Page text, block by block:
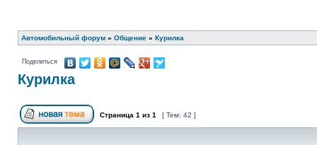
Автомобильный форум » Общение » Курилка
Поделиться
Курилка
Страница 1 из 1 [ Тем: 42 ]